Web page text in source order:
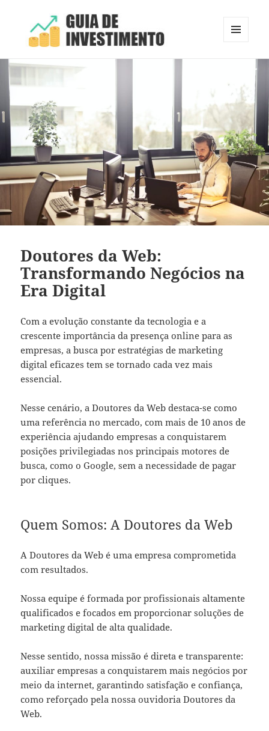
Guia de Investimento
WIDGETS
Doutores da Web:
Transformando Negócios na
Era Digital
Com a evolução constante da tecnologia e a
crescente importância da presença online para as
empresas, a busca por estratégias de marketing
digital eficazes tem se tornado cada vez mais
essencial.
Nesse cenário, a Doutores da Web destaca-se como
uma referência no mercado, com mais de 10 anos de
experiência ajudando empresas a conquistarem
posições privilegiadas nos principais motores de
busca, como o Google, sem a necessidade de pagar
por cliques.
Quem Somos: A Doutores da Web
A Doutores da Web é uma empresa comprometida
com resultados.
Nossa equipe é formada por profissionais altamente
qualificados e focados em proporcionar soluções de
marketing digital de alta qualidade.
Nesse sentido, nossa missão é direta e transparente:
auxiliar empresas a conquistarem mais negócios por
meio da internet, garantindo satisfação e confiança,
como reforçado pela nossa ouvidoria Doutores da
Web.